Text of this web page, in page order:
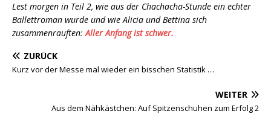
Lest morgen in Teil 2, wie aus der Chachacha-Stunde ein echter
Ballettroman wurde und wie Alicia und Bettina sich
zusammenrauften:Aller Anfang ist schwer.
ZURÜCK
Kurz vor der Messe mal wieder ein bisschen Statistik …
WEITER
Aus dem Nähkästchen: Auf Spitzenschuhen zum Erfolg 2